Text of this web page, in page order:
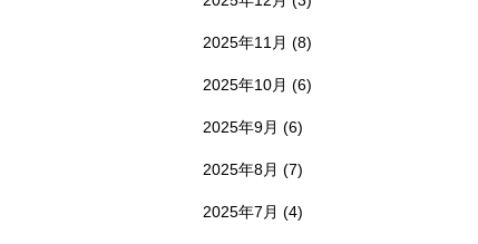
2025年11月 (8)
2025年10月 (6)
2025年9月 (6)
2025年8月 (7)
2025年7月 (4)